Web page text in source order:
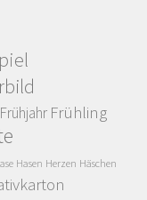
Frühjahr Frühling
Hasen Herzen Häschen